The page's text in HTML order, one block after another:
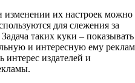
изменении их настроек можно
для слежения за
таких куки – показывать
и интересную ему
издателей и